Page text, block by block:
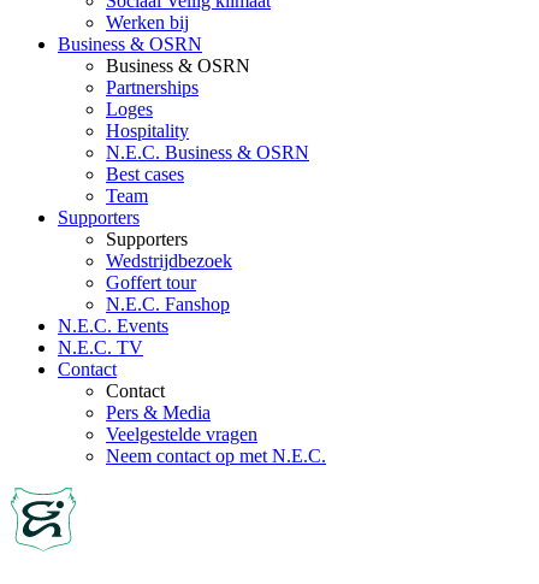
Werken bij
Business & OSRN
Business & OSRN
Partnerships
Loges
Hospitality
N.E.C. Business & OSRN
Best cases
Team
Supporters
Supporters
Wedstrijdbezoek
Goffert tour
N.E.C. Fanshop
N.E.C. Events
N.E.C. TV
Contact
Contact
Pers & Media
Veelgestelde vragen
Neem contact op met N.E.C.